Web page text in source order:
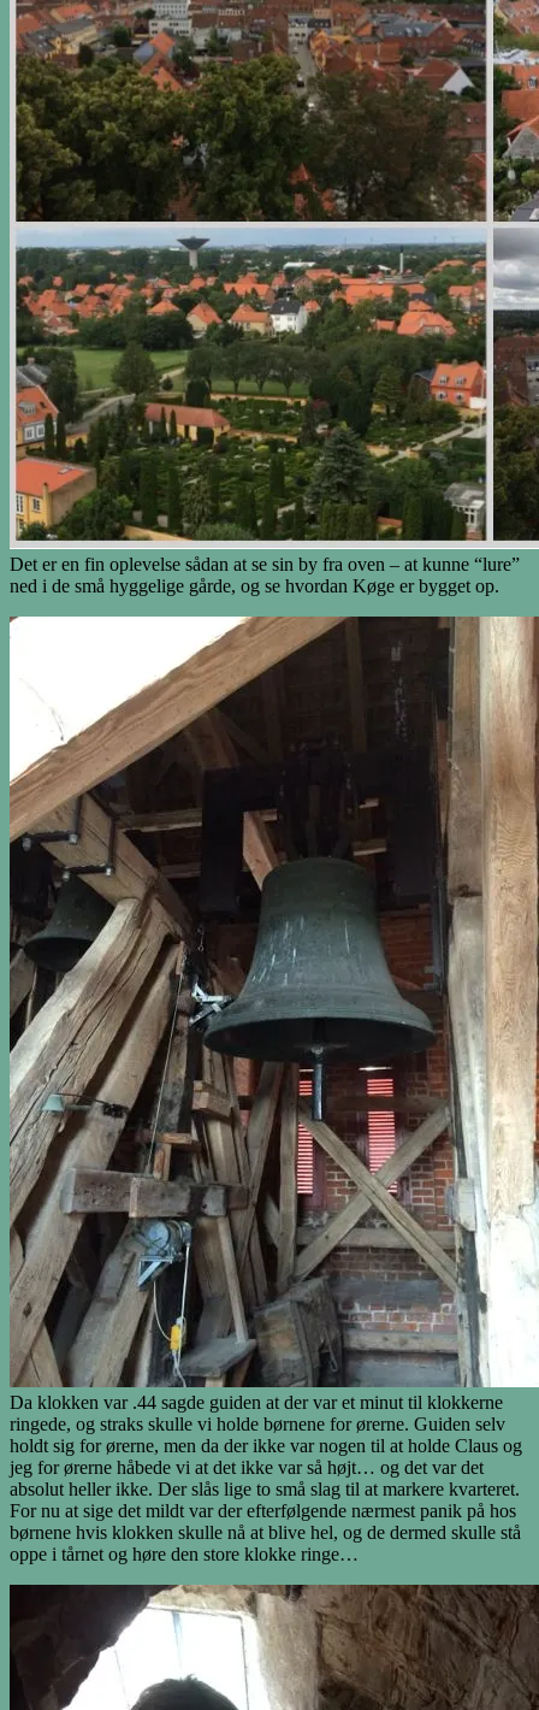
Det er en fin oplevelse sådan at se sin by fra oven – at kunne “lure”
ned i de små hyggelige gårde, og se hvordan Køge er bygget op.
Da klokken var .44 sagde guiden at der var et minut til klokkerne
ringede, og straks skulle vi holde børnene for ørerne. Guiden selv
holdt sig for ørerne, men da der ikke var nogen til at holde Claus og
jeg for ørerne håbede vi at det ikke var så højt… og det var det
absolut heller ikke. Der slås lige to små slag til at markere kvarteret.
For nu at sige det mildt var der efterfølgende nærmest panik på hos
børnene hvis klokken skulle nå at blive hel, og de dermed skulle stå
oppe i tårnet og høre den store klokke ringe…